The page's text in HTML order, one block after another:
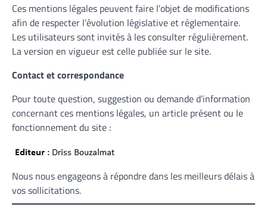
Ces mentions légales peuvent faire l’objet de modifications
afin de respecter l’évolution législative et réglementaire.
Les utilisateurs sont invités à les consulter régulièrement.
La version en vigueur est celle publiée sur le site.
Contact et correspondance
Pour toute question, suggestion ou demande d’information
concernant ces mentions légales, un article présent ou le
fonctionnement du site :
Nous nous engageons à répondre dans les meilleurs délais à
vos sollicitations.